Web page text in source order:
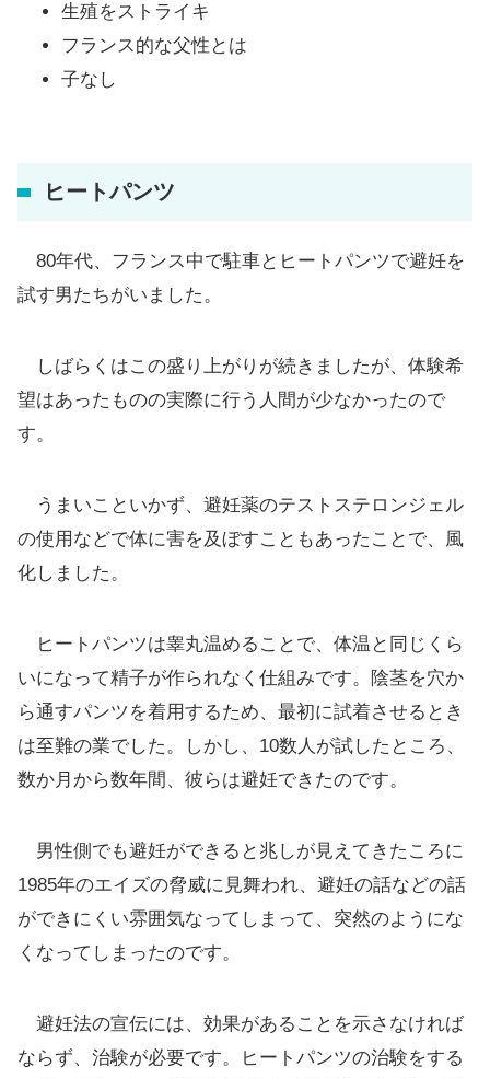
生殖をストライキ
フランス的な父性とは
子なし
ヒートパンツ
80年代、フランス中で駐車とヒートパンツで避妊を
試す男たちがいました。
しばらくはこの盛り上がりが続きましたが、体験希
望はあったものの実際に行う人間が少なかったので
す。
うまいこといかず、避妊薬のテストステロンジェル
の使用などで体に害を及ぼすこともあったことで、風
化しました。
ヒートパンツは睾丸温めることで、体温と同じくら
いになって精子が作られなく仕組みです。陰茎を穴か
ら通すパンツを着用するため、最初に試着させるとき
は至難の業でした。しかし、10数人が試したところ、
数か月から数年間、彼らは避妊できたのです。
男性側でも避妊ができると兆しが見えてきたころに
1985年のエイズの脅威に見舞われ、避妊の話などの話
ができにくい雰囲気なってしまって、突然のようにな
くなってしまったのです。
避妊法の宣伝には、効果があることを示さなければ
ならず、治験が必要です。ヒートパンツの治験をする